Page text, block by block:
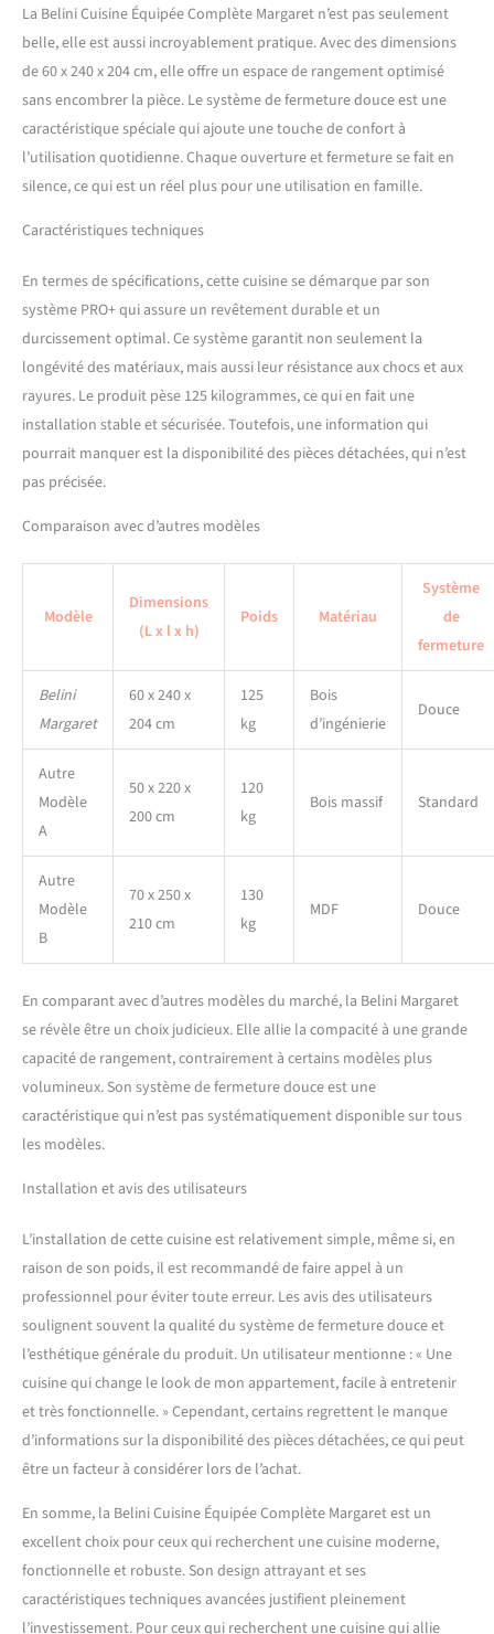
des charnières Soft-Close et
des vérins à gaz pour portes
et abattants. Testés jusqu’à
60 000 cycles pour une
durabilité maximale.
SYSTÈME NEXUS RANGE-
COUVERTS &
ORGANISATION –
optimale et une utilisation
efficace de l’espace. Design
ergonomique pour un usage
confortable et une
organisation parfaite au
quotidien. SYSTÈME DE
PROTECTION NEXUS PRO++
& LONGÉVITÉ – Les chants
en polymère ABS résistants
rayures, les chocs et l’usure.
significativement la durée
cuisine et garantit une
DESIGN – Poignées haut de
brossé avec revêtement
galvanique pour une grande
résistance et un design
moderne. Les pieds
réglables en hauteur
stabilité optimale.
La Belini Cuisine Équipée Complète Margaret n’est pas seulement
belle, elle est aussi incroyablement pratique. Avec des dimensions
de 60 x 240 x 204 cm, elle offre un espace de rangement optimisé
sans encombrer la pièce. Le système de fermeture douce est une
caractéristique spéciale qui ajoute une touche de confort à
l’utilisation quotidienne. Chaque ouverture et fermeture se fait en
silence, ce qui est un réel plus pour une utilisation en famille.
Caractéristiques techniques
En termes de spécifications, cette cuisine se démarque par son
système PRO+ qui assure un revêtement durable et un
durcissement optimal. Ce système garantit non seulement la
longévité des matériaux, mais aussi leur résistance aux chocs et aux
rayures. Le produit pèse 125 kilogrammes, ce qui en fait une
installation stable et sécurisée. Toutefois, une information qui
pourrait manquer est la disponibilité des pièces détachées, qui n’est
pas précisée.
Comparaison avec d’autres modèles
Modèle
Dimensions
(L x l x h)
Poids Matériau
Système
de
fermeture
Belini
Margaret
60 x 240 x
204 cm
125
kg
Bois
d’ingénierie
Douce
Autre
Modèle
A
50 x 220 x
200 cm
120
kg
Bois massif Standard
Autre
Modèle
B
70 x 250 x
210 cm
130
kg
MDF Douce
En comparant avec d’autres modèles du marché, la Belini Margaret
se révèle être un choix judicieux. Elle allie la compacité à une grande
capacité de rangement, contrairement à certains modèles plus
volumineux. Son système de fermeture douce est une
caractéristique qui n’est pas systématiquement disponible sur tous
les modèles.
Installation et avis des utilisateurs
L’installation de cette cuisine est relativement simple, même si, en
raison de son poids, il est recommandé de faire appel à un
professionnel pour éviter toute erreur. Les avis des utilisateurs
soulignent souvent la qualité du système de fermeture douce et
l’esthétique générale du produit. Un utilisateur mentionne : « Une
cuisine qui change le look de mon appartement, facile à entretenir
et très fonctionnelle. » Cependant, certains regrettent le manque
d’informations sur la disponibilité des pièces détachées, ce qui peut
être un facteur à considérer lors de l’achat.
En somme, la Belini Cuisine Équipée Complète Margaret est un
excellent choix pour ceux qui recherchent une cuisine moderne,
fonctionnelle et robuste. Son design attrayant et ses
caractéristiques techniques avancées justifient pleinement
l’investissement. Pour ceux qui recherchent une cuisine qui allie